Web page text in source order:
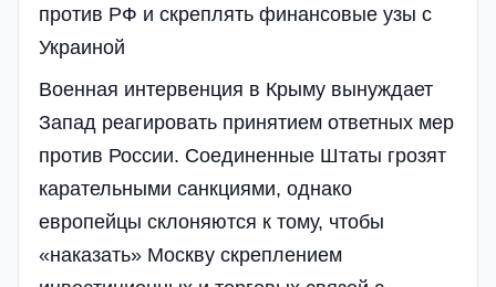
против РФ и скреплять финансовые узы с
Украиной
Военная интервенция в Крыму вынуждает
Запад реагировать принятием ответных мер
против России. Соединенные Штаты грозят
карательными санкциями, однако
европейцы склоняются к тому, чтобы
«наказать» Москву скреплением